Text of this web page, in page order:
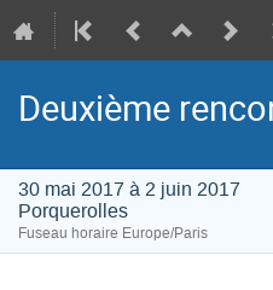
Deuxième
30 mai 2017 à 2 juin 2017
Porquerolles
Fuseau horaire Europe/Paris